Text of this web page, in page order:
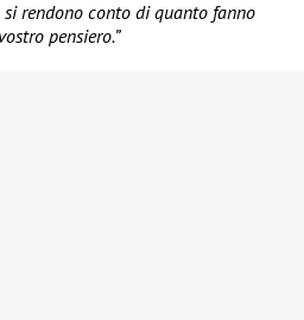
rendono conto di quanto fanno
pensiero.”